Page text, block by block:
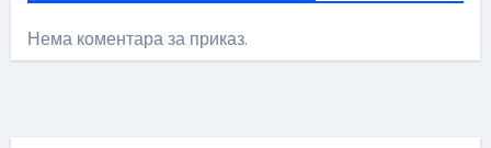
Нема коментара за приказ.